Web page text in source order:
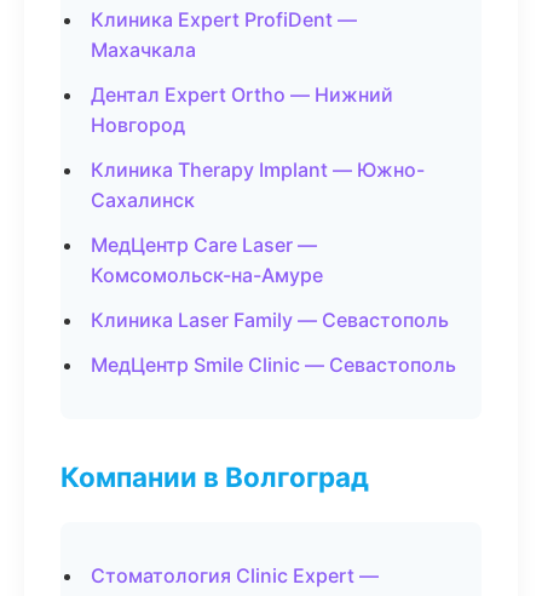
Клиника Expert ProfiDent —
Махачкала
Дентал Expert Ortho — Нижний
Новгород
Клиника Therapy Implant — Южно-
Сахалинск
МедЦентр Care Laser —
Комсомольск-на-Амуре
Клиника Laser Family — Севастополь
МедЦентр Smile Clinic — Севастополь
Компании в Волгоград
Стоматология Clinic Expert —